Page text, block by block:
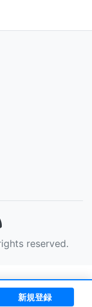
reserved.
新規登録